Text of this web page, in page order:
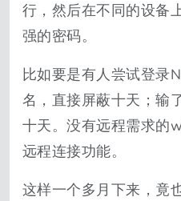
行，然后在不同的设备
强的密码。
比如要是有人尝试登录
名，直接屏蔽十天；输
十天。没有远程需求的
远程连接功能。
这样一个多月下来，竟